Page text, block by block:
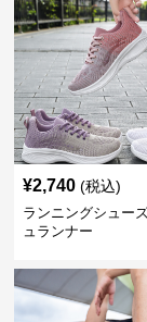
¥2,740 (税込)
ランニングシュー
ュランナー